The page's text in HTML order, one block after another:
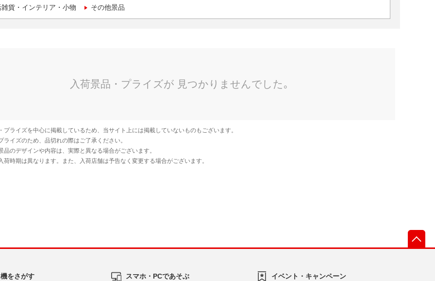
貨・インテリア・小物 その他景品
をさがす スマホ・PCであそぶ イベント・キャンペーン